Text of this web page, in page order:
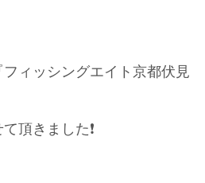
ィッシングエイト京都伏見
頂きました❗️